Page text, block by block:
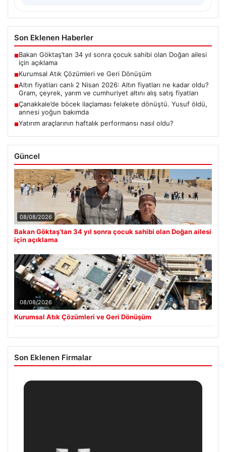
Son Eklenen Haberler
■Bakan Göktaş’tan 34 yıl sonra çocuk sahibi olan Doğan ailesi
için açıklama
■Kurumsal Atık Çözümleri ve Geri Dönüşüm
■Altın fiyatları canlı 2 Nisan 2026: Altın fiyatları ne kadar oldu?
Gram, çeyrek, yarım ve cumhuriyet altını alış satış fiyatları
■Çanakkale’de böcek ilaçlaması felakete dönüştü. Yusuf öldü,
annesi yoğun bakımda
■Yatırım araçlarının haftalık performansı nasıl oldu?
Güncel
08/08/2026
Bakan Göktaş’tan 34 yıl sonra çocuk sahibi olan Doğan ailesi
için açıklama
08/08/2026
Kurumsal Atık Çözümleri ve Geri Dönüşüm
Son Eklenen Firmalar